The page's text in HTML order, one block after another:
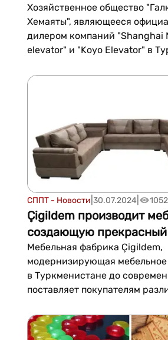
Хозяйственное общество
Хемаяты", являющееся
дилером компаний "Shanghai
elevator" и "Koyo Elevator" в
жилые дома страны лифтами,
СППТ - Новости 30.07.2024
Çigildem производит
создающую прекрасный
Мебельная фабрика Çigildem,
модернизирующая мебельное
в Туркменистане до
поставляет покупателям
и офисов
Среди новых изделий, есть